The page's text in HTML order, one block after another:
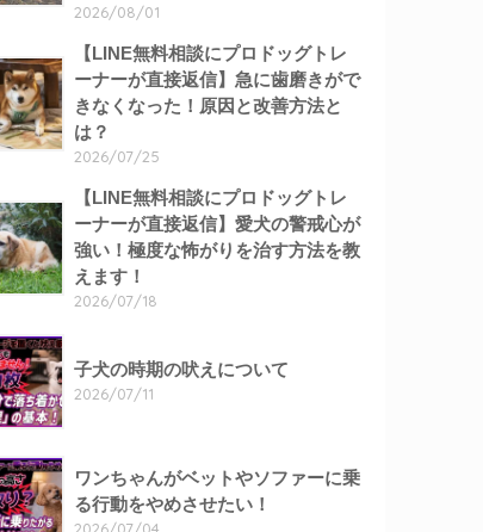
2026/08/01
【LINE無料相談にプロドッグトレ
ーナーが直接返信】急に歯磨きがで
きなくなった！原因と改善方法と
は？
2026/07/25
【LINE無料相談にプロドッグトレ
ーナーが直接返信】愛犬の警戒心が
強い！極度な怖がりを治す方法を教
えます！
2026/07/18
子犬の時期の吠えについて
2026/07/11
ワンちゃんがベットやソファーに乗
る行動をやめさせたい！